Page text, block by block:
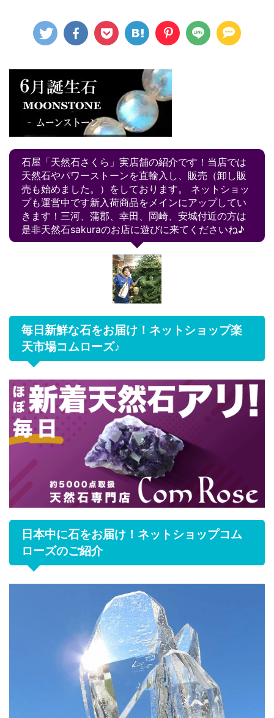
石屋「天然石さくら」実店舗の紹介です！当店では
天然石やパワーストーンを直輸入し、販売（卸し販
売も始めました。）をしております。 ネットショッ
プも運営中です新入荷商品をメインにアップしてい
きます！三河、蒲郡、幸田、岡崎、安城付近の方は
是非天然石sakuraのお店に遊びに来てくださいね♪
毎日新鮮な石をお届け！ネットショップ楽
天市場コムローズ♪
日本中に石をお届け！ネットショップコム
ローズのご紹介